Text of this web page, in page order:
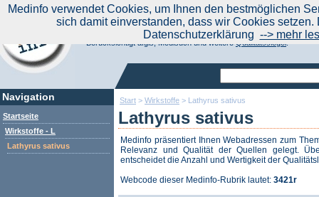
Start > Wirkstoffe > Lathyrus sativus
Lathyrus sativus
Medinfo präsentiert Ihnen Webadressen zum
Relevanz und Qualität der Quellen gelegt.
entscheidet die Anzahl und Wertigkeit der
Webcode dieser Medinfo-Rubrik lautet: 3421r
Navigation
Startseite
Wirkstoffe - L
Lathyrus sativus
Aktuelle Nachrichten|
Suchen Sie noch oder Finden Sie schon?
Medinfo.de - Meta-Portal für Gesundheitsthemen
Berücksichtigt afgis, Medisuch und weitereQualitätssiegel.
Medinfo verwendet Cookies, um Ihnen den bestmöglichen
sich damit einverstanden, dass wir Cookies
Datenschutzerklärung --> mehr